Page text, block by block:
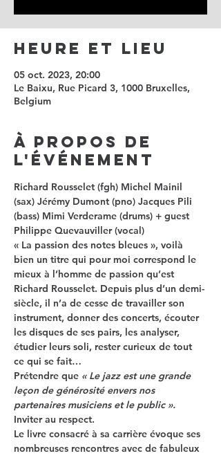
Heure et lieu
05 oct. 2023, 20:00
Le Baixu, Rue Picard 3, 1000 Bruxelles,
Belgium
À propos de
l'événement
Richard Rousselet (fgh) Michel Mainil
(sax) Jérémy Dumont (pno) Jacques Pili
(bass) Mimi Verderame (drums) + guest
Philippe Quevauviller (vocal)
« La passion des notes bleues », voilà
bien un titre qui pour moi correspond le
mieux à l’homme de passion qu’est
Richard Rousselet. Depuis plus d’un demi-
siècle, il n’a de cesse de travailler son
instrument, donner des concerts, écouter
les disques de ses pairs, les analyser,
étudier leurs soli, rester curieux de tout
ce qui se fait…
Prétendre que « Le jazz est une grande
leçon de générosité envers nos
partenaires musiciens et le public ».
Inviter au respect.
Le livre consacré à sa carrière évoque ses
nombreuses rencontres avec de fabuleux